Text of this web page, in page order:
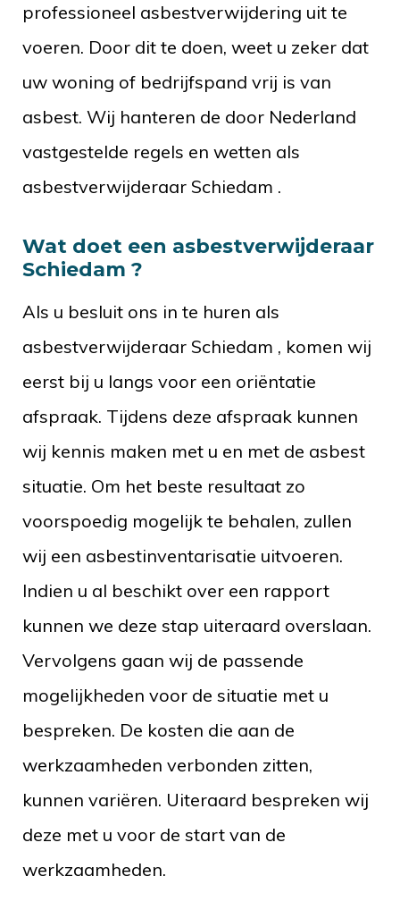
professioneel asbestverwijdering uit te
voeren. Door dit te doen, weet u zeker dat
uw woning of bedrijfspand vrij is van
asbest. Wij hanteren de door Nederland
vastgestelde regels en wetten als
asbestverwijderaar Schiedam .
Wat doet een asbestverwijderaar
Schiedam ?
Als u besluit ons in te huren als
asbestverwijderaar Schiedam , komen wij
eerst bij u langs voor een oriëntatie
afspraak. Tijdens deze afspraak kunnen
wij kennis maken met u en met de asbest
situatie. Om het beste resultaat zo
voorspoedig mogelijk te behalen, zullen
wij een asbestinventarisatie uitvoeren.
Indien u al beschikt over een rapport
kunnen we deze stap uiteraard overslaan.
Vervolgens gaan wij de passende
mogelijkheden voor de situatie met u
bespreken. De kosten die aan de
werkzaamheden verbonden zitten,
kunnen variëren. Uiteraard bespreken wij
deze met u voor de start van de
werkzaamheden.